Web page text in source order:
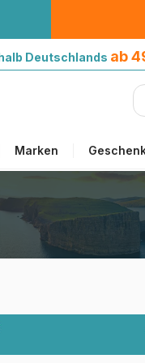
Deutschlands ab
Marken